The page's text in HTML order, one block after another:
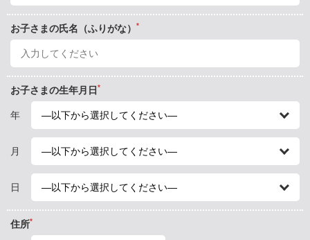
お子さまの氏名（ふりがな） *
お子さまの生年月日 *
年
月
日
住所*